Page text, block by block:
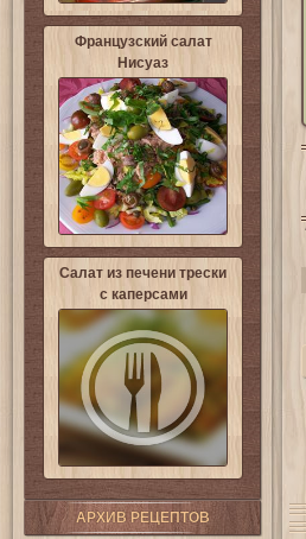
Французский салат
Нисуаз
Салат из печени трески
с каперсами
АРХИВ РЕЦЕПТОВ